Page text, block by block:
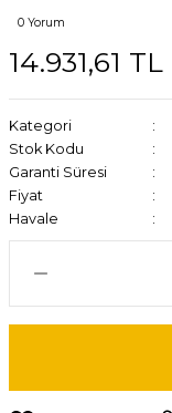
0 Yorum
14.931,61 TL
Kategori
Stok Kodu
Garanti Süresi
Fiyat
Havale